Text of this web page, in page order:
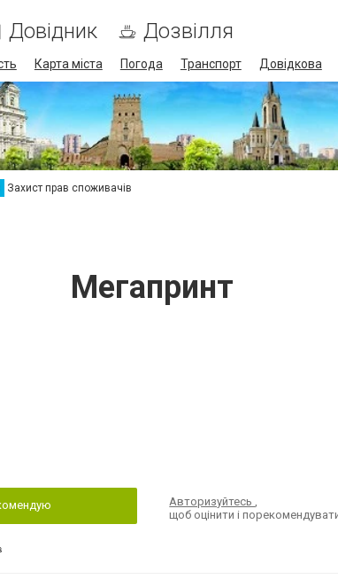
Довідник Дозвілля
Карта міста Погода Транспорт Довідкова
Захист прав споживачів
Мегапринт
Авторизуйтесь,
щоб оцінити і